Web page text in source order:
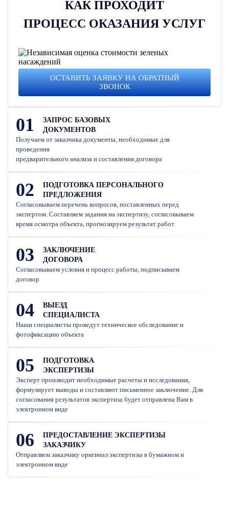
КАК ПРОХОДИТ
ПРОЦЕСС ОКАЗАНИЯ УСЛУГ
ОСТАВИТЬ ЗАЯВКУ НА ОБРАТНЫЙ
ЗВОНОК
01
ЗАПРОС БАЗОВЫХ
ДОКУМЕНТОВ
Получаем от заказчика документы, необходимые для
проведения
предварительного анализа и составления договора
02
ПОДГОТОВКА ПЕРСОНАЛЬНОГО
ПРЕДЛОЖЕНИЯ
Согласовываем перечень вопросов, поставленных перед
экспертом. Составляем задания на экспертизу, согласовываем
время осмотра объекта, прогнозируем результат работ
03
ЗАКЛЮЧЕНИЕ
ДОГОВОРА
Согласовываем условия и процесс работы, подписываем
договор
04
ВЫЕЗД
СПЕЦИАЛИСТА
Наши специалисты проведут техническое обследование и
фотофиксацию объекта
05
ПОДГОТОВКА
ЭКСПЕРТИЗЫ
Эксперт производит необходимые расчеты и исследования,
формулирует выводы и составляют письменное заключение. Для
согласования результатов экспертиза будет отправлена Вам в
электронном виде
06
ПРЕДОСТАВЛЕНИЕ ЭКСПЕРТИЗЫ
ЗАКАЗЧИКУ
Отправляем заказчику оригинал экспертизы в бумажном и
электронном виде